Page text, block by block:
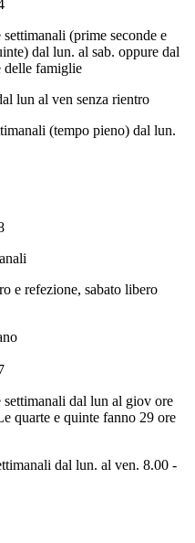
(prime seconde e
dal lun. al sab. oppure dal
delle famiglie
lun al ven senza rientro
(tempo pieno) dal lun.
e refezione, sabato libero
dal lun al giov ore
quarte e quinte fanno 29 ore
dal lun. al ven. 8.00 -